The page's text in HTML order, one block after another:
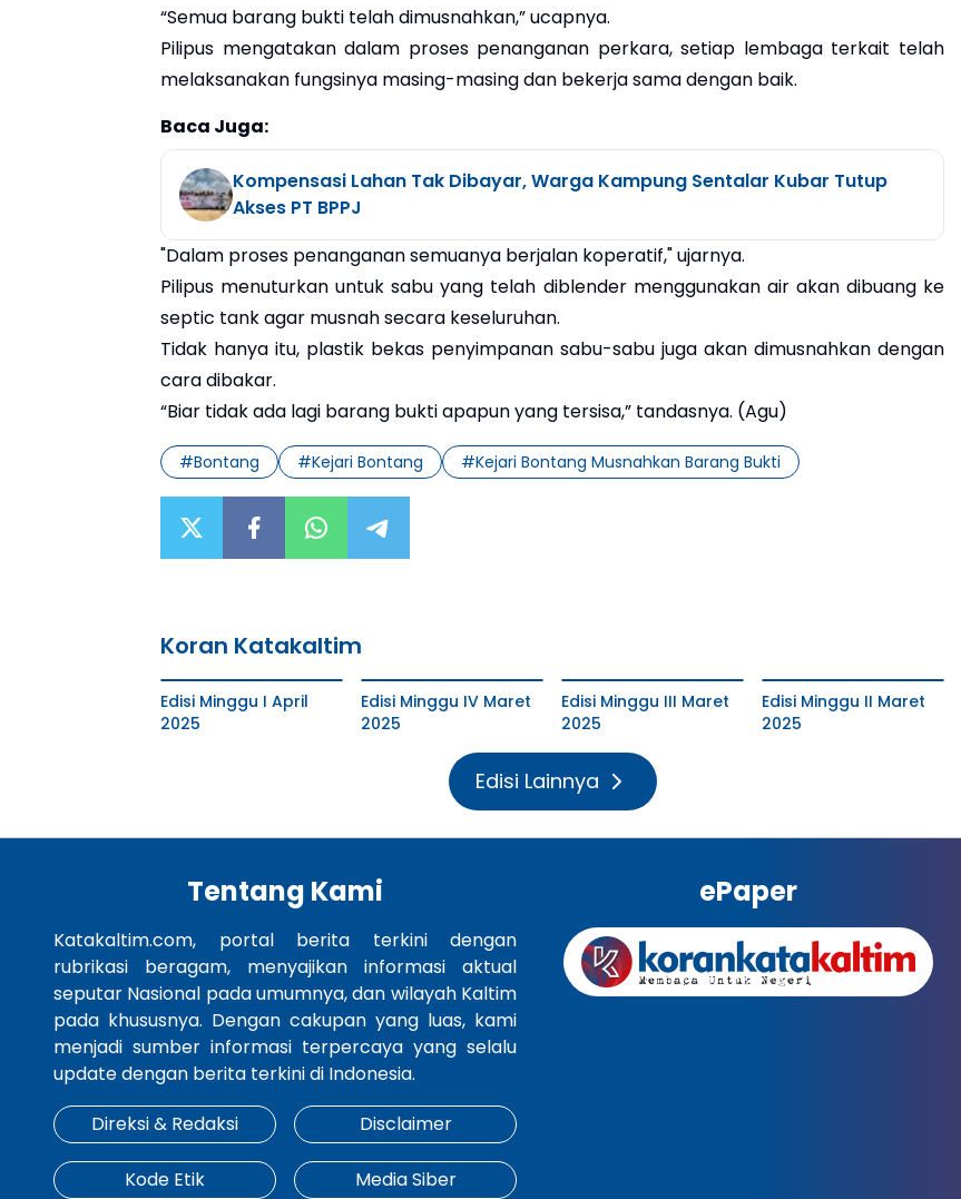
“Semua barang bukti telah dimusnahkan,” ucapnya.
Pilipus mengatakan dalam proses penanganan perkara, setiap lembaga terkait telah
melaksanakan fungsinya masing-masing dan bekerja sama dengan baik.
Baca Juga:
Kompensasi Lahan Tak Dibayar, Warga Kampung Sentalar Kubar Tutup
Akses PT BPPJ
"Dalam proses penanganan semuanya berjalan koperatif," ujarnya.
Pilipus menuturkan untuk sabu yang telah diblender menggunakan air akan dibuang ke
septic tank agar musnah secara keseluruhan.
Tidak hanya itu, plastik bekas penyimpanan sabu-sabu juga akan dimusnahkan dengan
cara dibakar.
“Biar tidak ada lagi barang bukti apapun yang tersisa,” tandasnya. (Agu)
#Bontang #Kejari Bontang #Kejari Bontang Musnahkan Barang Bukti
Koran Katakaltim
Edisi Minggu I April
2025
Edisi Minggu IV Maret
2025
Edisi Minggu III Maret
2025
Edisi Minggu II Maret
2025
Edisi Lainnya
Tentang Kami
Katakaltim.com, portal berita terkini dengan
rubrikasi beragam, menyajikan informasi aktual
seputar Nasional pada umumnya, dan wilayah Kaltim
pada khususnya. Dengan cakupan yang luas, kami
menjadi sumber informasi terpercaya yang selalu
update dengan berita terkini di Indonesia.
Direksi & Redaksi
Disclaimer
Kode Etik Media Siber
ePaper